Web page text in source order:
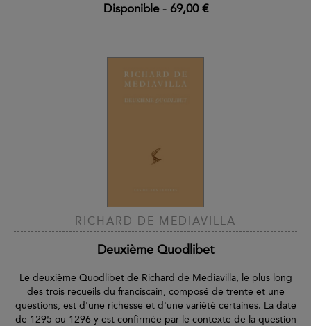
Disponible- 69,00 €
RICHARD DE MEDIAVILLA
Deuxième Quodlibet
Le deuxième Quodlibet de Richard de Mediavilla, le plus long
des trois recueils du franciscain, composé de trente et une
questions, est d'une richesse et d'une variété certaines. La date
de 1295 ou 1296 y est confirmée par le contexte de la question